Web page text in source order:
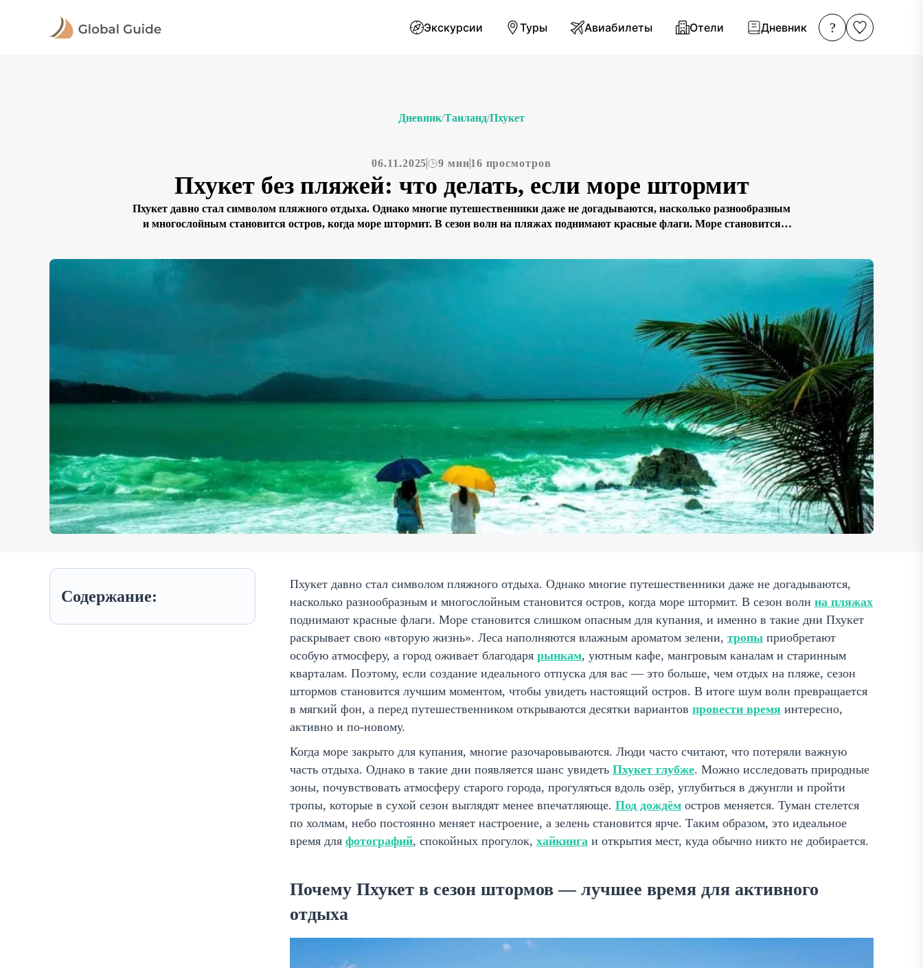
Экскурсии Туры Авиабилеты Отели Дневник ?
Дневник/Таиланд/Пхукет
06.11.2025 9 мин16 просмотров
Пхукет без пляжей: что делать, если море штормит
Пхукет давно стал символом пляжного отдыха. Однако многие путешественники даже не догадываются, насколько разнообразным
и многослойным становится остров, когда море штормит. В сезон волн на пляжах поднимают красные флаги. Море становится
Содержание:
Пхукет давно стал символом пляжного отдыха. Однако многие путешественники даже не догадываются,
насколько разнообразным и многослойным становится остров, когда море штормит. В сезон волн на пляжах
поднимают красные флаги. Море становится слишком опасным для купания, и именно в такие дни Пхукет
раскрывает свою «вторую жизнь». Леса наполняются влажным ароматом зелени, тропы приобретают
особую атмосферу, а город оживает благодаря рынкам, уютным кафе, мангровым каналам и старинным
кварталам. Поэтому, если создание идеального отпуска для вас — это больше, чем отдых на пляже, сезон
штормов становится лучшим моментом, чтобы увидеть настоящий остров. В итоге шум волн превращается
в мягкий фон, а перед путешественником открываются десятки вариантов провести время интересно,
активно и по-новому.
Когда море закрыто для купания, многие разочаровываются. Люди часто считают, что потеряли важную
часть отдыха. Однако в такие дни появляется шанс увидеть Пхукет глубже. Можно исследовать природные
зоны, почувствовать атмосферу старого города, прогуляться вдоль озёр, углубиться в джунгли и пройти
тропы, которые в сухой сезон выглядят менее впечатляюще. Под дождём остров меняется. Туман стелется
по холмам, небо постоянно меняет настроение, а зелень становится ярче. Таким образом, это идеальное
время для фотографий, спокойных прогулок, хайкинга и открытия мест, куда обычно никто не добирается.
Почему Пхукет в сезон штормов — лучшее время для активного
отдыха